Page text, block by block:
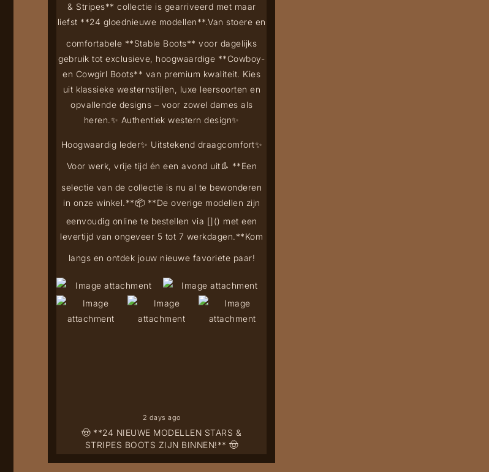
🤠 **24 NIEUWE MODELLEN STARS &
STRIPES BOOTS ZIJN BINNEN!** 🤠
& Stripes** collectie is gearriveerd met maar
liefst **24 gloednieuwe modellen**.Van stoere en
comfortabele **Stable Boots** voor dagelijks
gebruik tot exclusieve, hoogwaardige **Cowboy-
en Cowgirl Boots** van premium kwaliteit. Kies
uit klassieke westernstijlen, luxe leersoorten en
opvallende designs – voor zowel dames als
heren.✨ Authentiek western design✨
Hoogwaardig leder✨ Uitstekend draagcomfort✨
Voor werk, vrije tijd én een avond uit👢 **Een
selectie van de collectie is nu al te bewonderen
in onze winkel.**📦 **De overige modellen zijn
eenvoudig online te bestellen via []() met een
levertijd van ongeveer 5 tot 7 werkdagen.**Kom
langs en ontdek jouw nieuwe favoriete paar!
2 days ago